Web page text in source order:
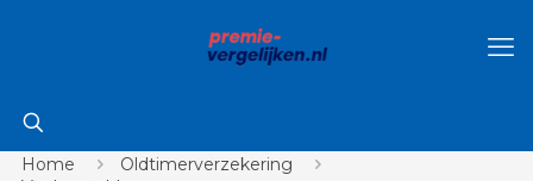
Home
Oldtimerverzekering